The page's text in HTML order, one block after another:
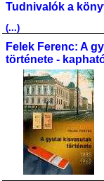
Tudnivalók a
(...)
Felek Ferenc: A
története -